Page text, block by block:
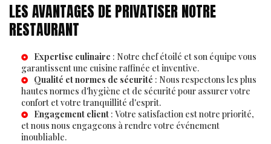
LES AVANTAGES DE PRIVATISER NOTRE
RESTAURANT
Expertise culinaire : Notre chef étoilé et son équipe vous
garantissent une cuisine raffinée et inventive.
Qualité et normes de sécurité : Nous respectons les plus
hautes normes d'hygiène et de sécurité pour assurer votre
confort et votre tranquillité d'esprit.
Engagement client : Votre satisfaction est notre priorité,
et nous nous engageons à rendre votre événement
inoubliable.